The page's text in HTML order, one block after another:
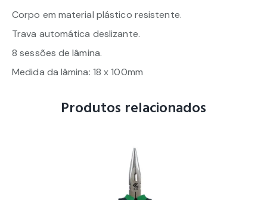
Corpo em material plástico resistente.
Trava automática deslizante.
8 sessões de lâmina.
Medida da lâmina: 18 x 100mm
Produtos relacionados